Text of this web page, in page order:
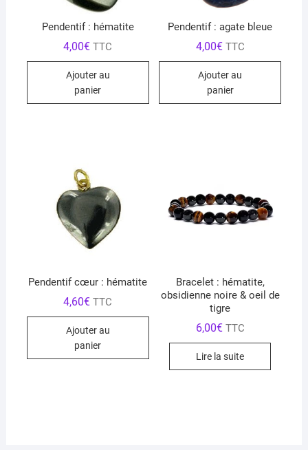
Pendentif : hématite
4,00€ TTC
Ajouter au
panier
Pendentif : agate bleue
4,00€ TTC
Ajouter au
panier
Pendentif cœur : hématite
4,60€ TTC
Ajouter au
panier
Bracelet : hématite,
obsidienne noire & oeil de
tigre
6,00€ TTC
Lire la suite